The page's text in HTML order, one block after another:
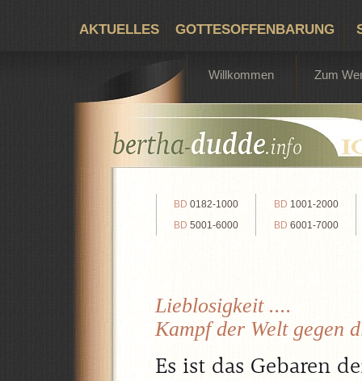
AKTUELLES GOTTESOFFENBARUNG
Willkommen Zum
BD 0182-1000 BD 1001-2000
BD 5001-6000 BD 6001-7000
Lieblosigkeit ....
Kampf der Welt gegen
Es ist das Gebaren